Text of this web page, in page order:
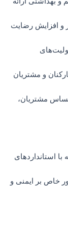
و افزایش رضایت
و مشتریان
مشتریان،
استانداردهای
خاص بر ایمنی و